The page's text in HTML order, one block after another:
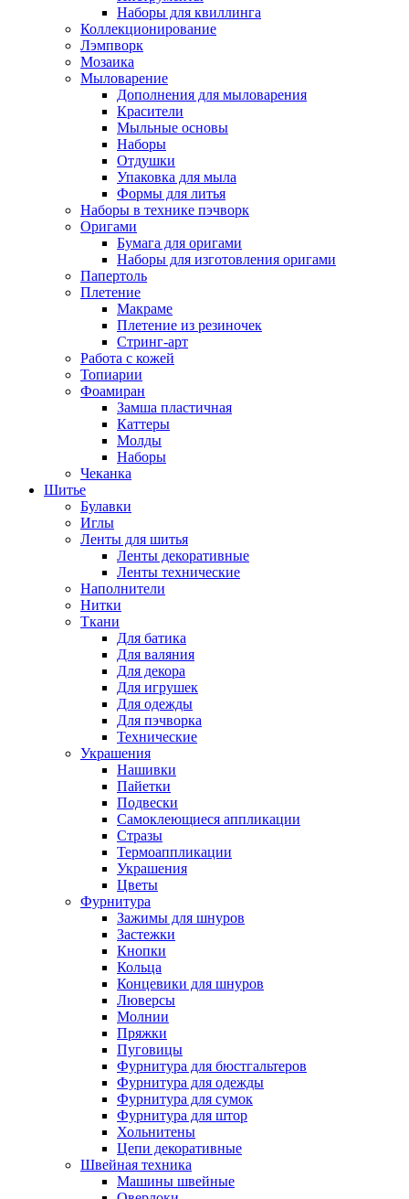
Наборы для квиллинга
Коллекционирование
Лэмпворк
Мозаика
Мыловарение
Дополнения для мыловарения
Красители
Мыльные основы
Наборы
Отдушки
Упаковка для мыла
Формы для литья
Наборы в технике пэчворк
Оригами
Бумага для оригами
Наборы для изготовления оригами
Папертоль
Плетение
Макраме
Плетение из резиночек
Стринг-арт
Работа с кожей
Топиарии
Фоамиран
Замша пластичная
Каттеры
Молды
Наборы
Чеканка
Шитье
Булавки
Иглы
Ленты для шитья
Ленты декоративные
Ленты технические
Наполнители
Нитки
Ткани
Для батика
Для валяния
Для декора
Для игрушек
Для одежды
Для пэчворка
Технические
Украшения
Нашивки
Пайетки
Подвески
Самоклеющиеся аппликации
Стразы
Термоаппликации
Украшения
Цветы
Фурнитура
Зажимы для шнуров
Застежки
Кнопки
Кольца
Концевики для шнуров
Люверсы
Молнии
Пряжки
Пуговицы
Фурнитура для бюстгальтеров
Фурнитура для одежды
Фурнитура для сумок
Фурнитура для штор
Хольнитены
Цепи декоративные
Швейная техника
Машины швейные